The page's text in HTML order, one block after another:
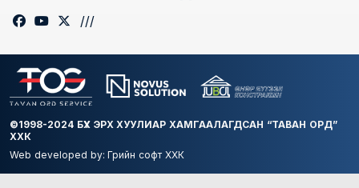
///
©1998-2024 БҮХ ЭРХ ХУУЛИАР ХАМГААЛАГДСАН “ТАВАН ОРД”
ХХК
Web developed by:Грийн софт ХХК